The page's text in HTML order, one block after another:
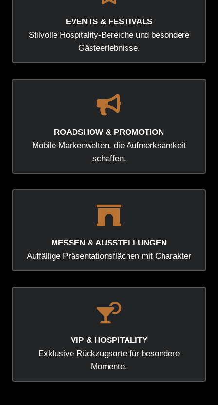
EVENTS & FESTIVALS
Stilvolle Hospitality-Bereiche und besondere
Gästeerlebnisse.
ROADSHOW & PROMOTION
Mobile Markenwelten, die Aufmerksamkeit
schaffen.
MESSEN & AUSSTELLUNGEN
Auffällige Präsentationsflächen mit Charakter
VIP & HOSPITALITY
Exklusive Rückzugsorte für besondere
Momente.